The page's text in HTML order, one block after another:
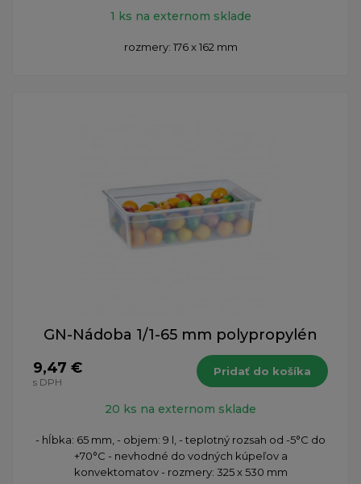
1 ks na externom sklade
rozmery: 176 x 162 mm
GN-Nádoba 1/1-65 mm polypropylén
9,47 €
s DPH
Pridať do košíka
20 ks na externom sklade
​- hĺbka: 65 mm, - objem: 9 l, - teplotný rozsah od -5°C do
+70°C - nevhodné do vodných kúpeľov a
konvektomatov - rozmery: 325 x 530 mm